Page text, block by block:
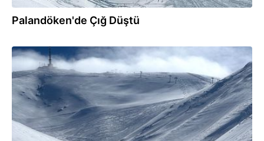
Palandöken'de Çığ Düştü
15.02.2025